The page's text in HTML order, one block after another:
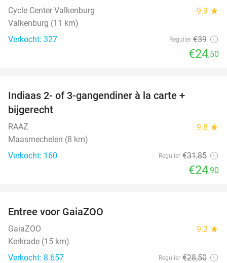
Cycle Center Valkenburg 9.9 star
Valkenburg (11 km)
Verkocht: 327
Regulier €39
€24,50
Indiaas 2- of 3-gangendiner à la carte +
bijgerecht
RAAZ 9.8 star
Maasmechelen (8 km)
Verkocht: 160
Regulier €31,85
€24,90
Entree voor GaiaZOO
GaiaZOO 9.2 star
Kerkrade (15 km)
Verkocht: 8.657
Regulier €28,50